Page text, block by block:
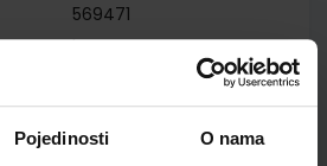
Pojedinosti O nama
569471
kom
ŠKOLSKA KNJIGA d.d.
Davorka Nekić Mia
Mihaljević Ivančić Nina